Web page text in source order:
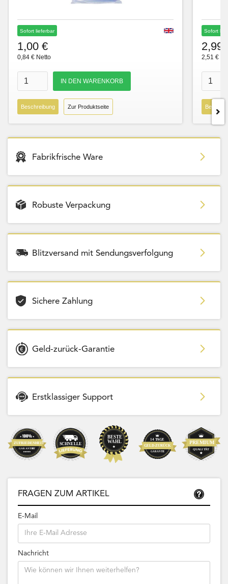
Sofort lieferbar
1,00 €
0,84 € Netto
Beschreibung Zur Produktseite
Sofort
2,99
2,51 €
Fabrikfrische Ware
Robuste Verpackung
Blitzversand mit Sendungsverfolgung
Sichere Zahlung
Geld-zurück-Garantie
Erstklassiger Support
FRAGEN ZUM ARTIKEL
E-Mail
Nachricht